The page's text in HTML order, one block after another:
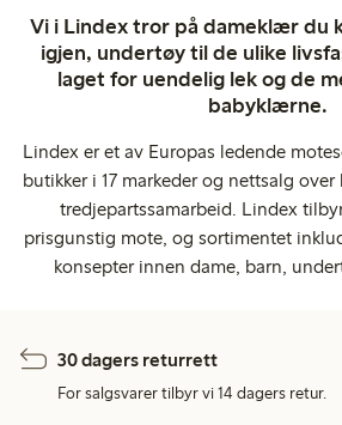
Vi i Lindex tror på dameklær du
igjen, undertøy til de ulike
laget for uendelig lek og de
babyklærne.
Lindex er et av Europas ledende
butikker i 17 markeder og nettsalg
tredjepartssamarbeid. Lindex
prisgunstig mote, og sortimentet
konsepter innen dame, barn,
30 dagers returrett
For salgsvarer tilbyr vi 14 dagers retur.